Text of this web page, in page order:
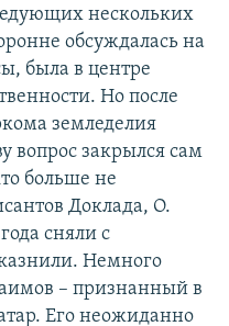
нескольких
обсуждалась на
была в центре
Но после
земледелия
вопрос закрылся сам
больше не
Доклада, О.
сняли с
Немного
– признанный в
Его неожиданно